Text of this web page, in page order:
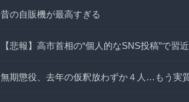
昔の自販機が最高すぎる
【悲報】高市首相の“個人的なSNS投稿”で習
無期懲役、去年の仮釈放わずか４人…もう実